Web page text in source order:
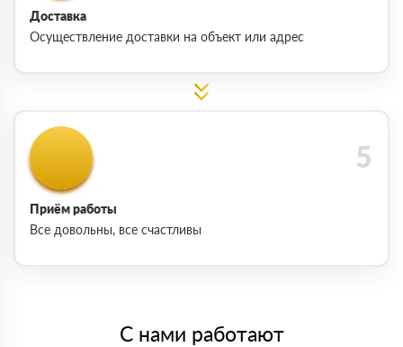
Доставка
Осуществление доставки на объект или адрес
Приём работы
Все довольны, все счастливы
С нами работают